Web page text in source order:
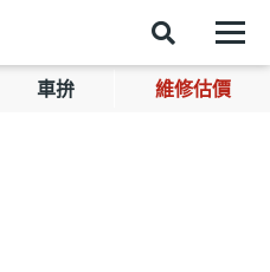
車拚 維修估價